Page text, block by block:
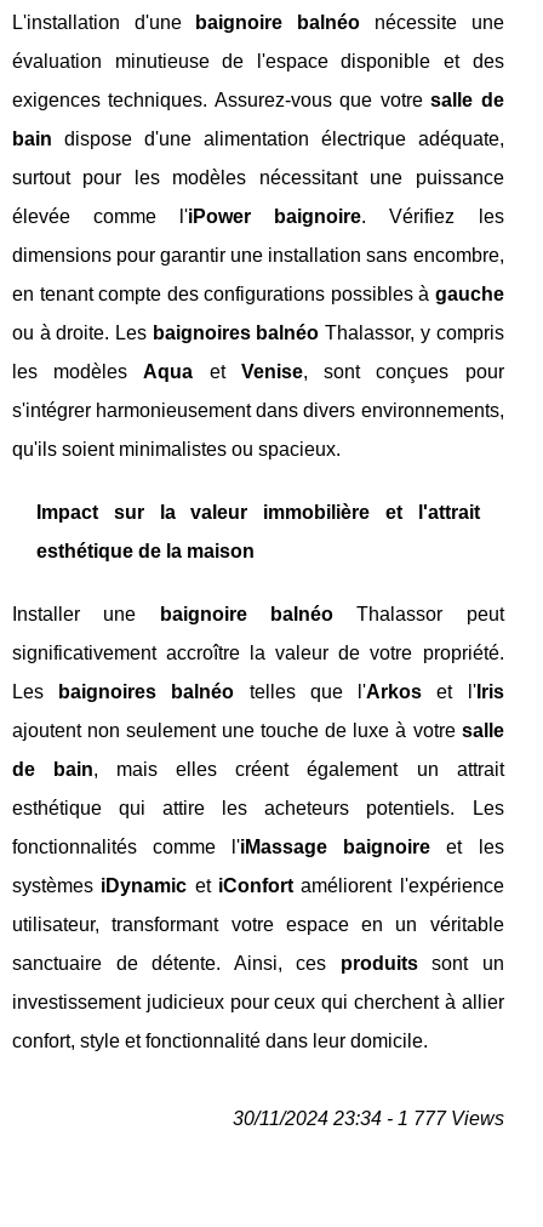
L'installation d'une baignoire balnéo nécessite une
évaluation minutieuse de l'espace disponible et des
exigences techniques. Assurez-vous que votresalle de
bain dispose d'une alimentation électrique adéquate,
surtout pour les modèles nécessitant une puissance
élevée comme l'iPower baignoire. Vérifiez les
dimensions pour garantir une installation sans encombre,
en tenant compte des configurations possibles à gauche
ou à droite. Les baignoires balnéo Thalassor, y compris
les modèlesAqua et Venise, sont conçues pour
s'intégrer harmonieusement dans divers environnements,
qu'ils soient minimalistes ou spacieux.
Impact sur la valeur immobilière et l'attrait
esthétique de la maison
Installer une baignoire balnéoThalassor peut
significativement accroître la valeur de votre propriété.
Les
baignoires balnéo telles que l'Arkos et l'Iris
ajoutent non seulement une touche de luxe à votre salle
de bain, mais elles créent également un attrait
esthétique qui attire les acheteurs potentiels. Les
fonctionnalités comme l'iMassage baignoire et les
systèmes iDynamic et iConfortaméliorent l'expérience
utilisateur, transformant votre espace en un véritable
sanctuaire de détente. Ainsi, ces produitssont un
investissement judicieux pour ceux qui cherchent à allier
confort, style et fonctionnalité dans leur domicile.
30/11/2024 23:34 - 1 777 Views